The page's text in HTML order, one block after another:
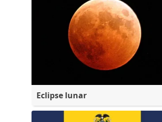
Eclipse lunar